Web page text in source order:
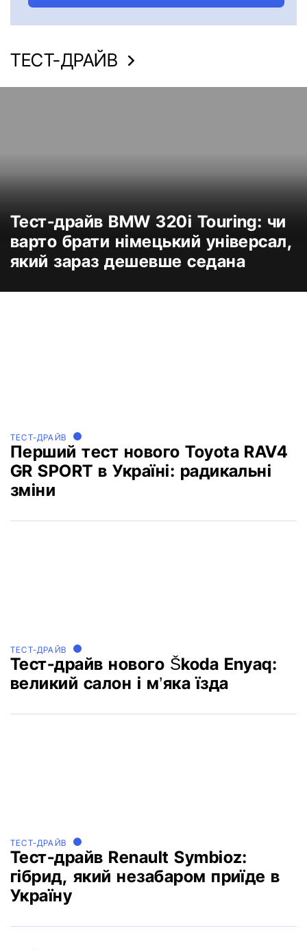
ТЕСТ-ДРАЙВ
Тест-драйв BMW 320i Touring: чи
варто брати німецький універсал,
який зараз дешевше седана
ТЕСТ-ДРАЙВ
Перший тест нового Toyota RAV4
GR SPORT в Україні: радикальні
зміни
ТЕСТ-ДРАЙВ
Тест-драйв нового Škoda Enyaq:
великий салон і м’яка їзда
ТЕСТ-ДРАЙВ
Тест-драйв Renault Symbioz:
гібрид, який незабаром приїде в
Україну